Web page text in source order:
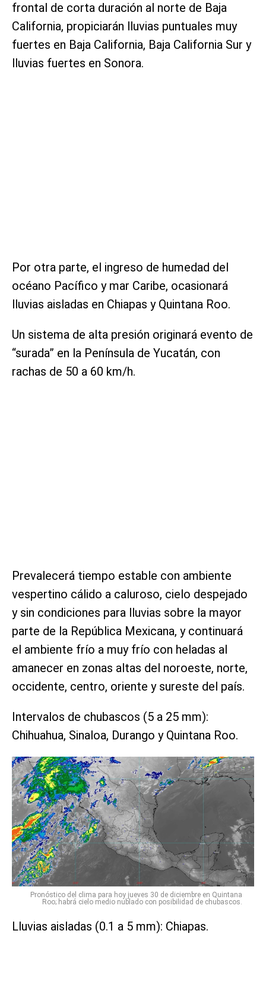
frontal de corta duración al norte de Baja
California, propiciarán lluvias puntuales muy
fuertes en Baja California, Baja California Sur y
lluvias fuertes en Sonora.
Por otra parte, el ingreso de humedad del
océano Pacífico y mar Caribe, ocasionará
lluvias aisladas en Chiapas y Quintana Roo.
Un sistema de alta presión originará evento de
“surada” en la Península de Yucatán, con
rachas de 50 a 60 km/h.
Prevalecerá tiempo estable con ambiente
vespertino cálido a caluroso, cielo despejado
y sin condiciones para lluvias sobre la mayor
parte de la República Mexicana, y continuará
el ambiente frío a muy frío con heladas al
amanecer en zonas altas del noroeste, norte,
occidente, centro, oriente y sureste del país.
Intervalos de chubascos (5 a 25 mm):
Chihuahua, Sinaloa, Durango y Quintana Roo.
Pronóstico del clima para hoy jueves 30 de diciembre en Quintana
Roo; habrá cielo medio nublado con posibilidad de chubascos.
Lluvias aisladas (0.1 a 5 mm): Chiapas.